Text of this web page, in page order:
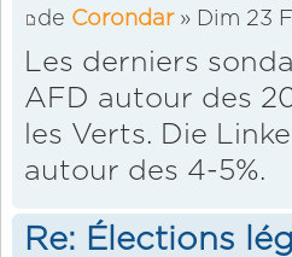
de Corondar» Dim 23
Les derniers
AFD autour des
les Verts. Die
autour des 4-5%.
Re: Élections